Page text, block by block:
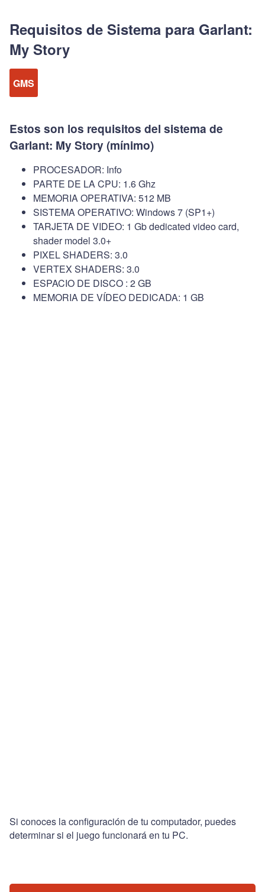
Requisitos de Sistema para Garlant:
My Story
GMS
Estos son los requisitos del sistema de
Garlant: My Story (mínimo)
PROCESADOR: Info
PARTE DE LA CPU: 1.6 Ghz
MEMORIA OPERATIVA: 512 MB
SISTEMA OPERATIVO: Windows 7 (SP1+)
TARJETA DE VIDEO: 1 Gb dedicated video card,
shader model 3.0+
PIXEL SHADERS: 3.0
VERTEX SHADERS: 3.0
ESPACIO DE DISCO : 2 GB
MEMORIA DE VÍDEO DEDICADA: 1 GB
Si conoces la configuración de tu computador, puedes
determinar si el juego funcionará en tu PC.